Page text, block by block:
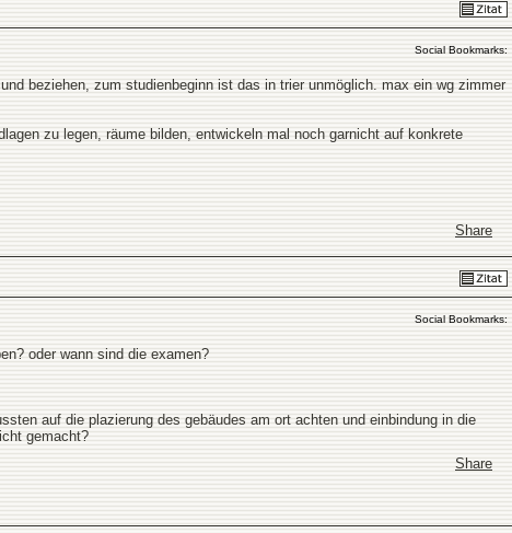
Social Bookmarks:
beziehen, zum studienbeginn ist das in trier unmöglich. max ein wg zimmer
zu legen, räume bilden, entwickeln mal noch garnicht auf konkrete
Share
Social Bookmarks:
oder wann sind die examen?
auf die plazierung des gebäudes am ort achten und einbindung in die
gemacht?
Share